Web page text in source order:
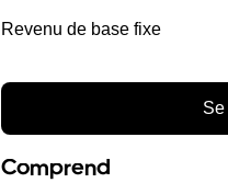
Revenu de base fixe
Comprend